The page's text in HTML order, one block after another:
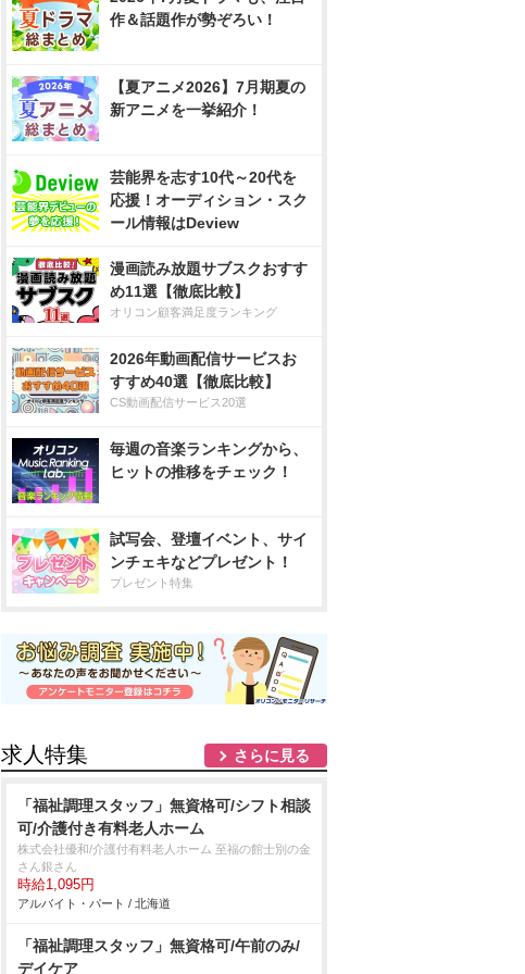
作＆話題作が勢ぞろい！
【夏アニメ2026】7月期夏の
新アニメを一挙紹介！
芸能界を志す10代～20代を
応援！オーディション・スク
ール情報はDeview
漫画読み放題サブスクおすす
め11選【徹底比較】
オリコン顧客満足度ランキング
2026年動画配信サービスお
すすめ40選【徹底比較】
CS動画配信サービス20選
毎週の音楽ランキングから、
ヒットの推移をチェック！
試写会、登壇イベント、サイ
ンチェキなどプレゼント！
プレゼント特集
求人特集 さらに見る
「福祉調理スタッフ」無資格可/シフト相談
可/介護付き有料老人ホーム
株式会社優和/介護付有料老人ホーム 至福の館士別の金
さん銀さん
時給1,095円
アルバイト・パート / 北海道
「福祉調理スタッフ」無資格可/午前のみ/
デイケア